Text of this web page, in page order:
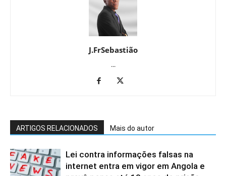
J.FrSebastião
...
ARTIGOS RELACIONADOS Mais do autor
Lei contra informações falsas na
internet entra em vigor em Angola e